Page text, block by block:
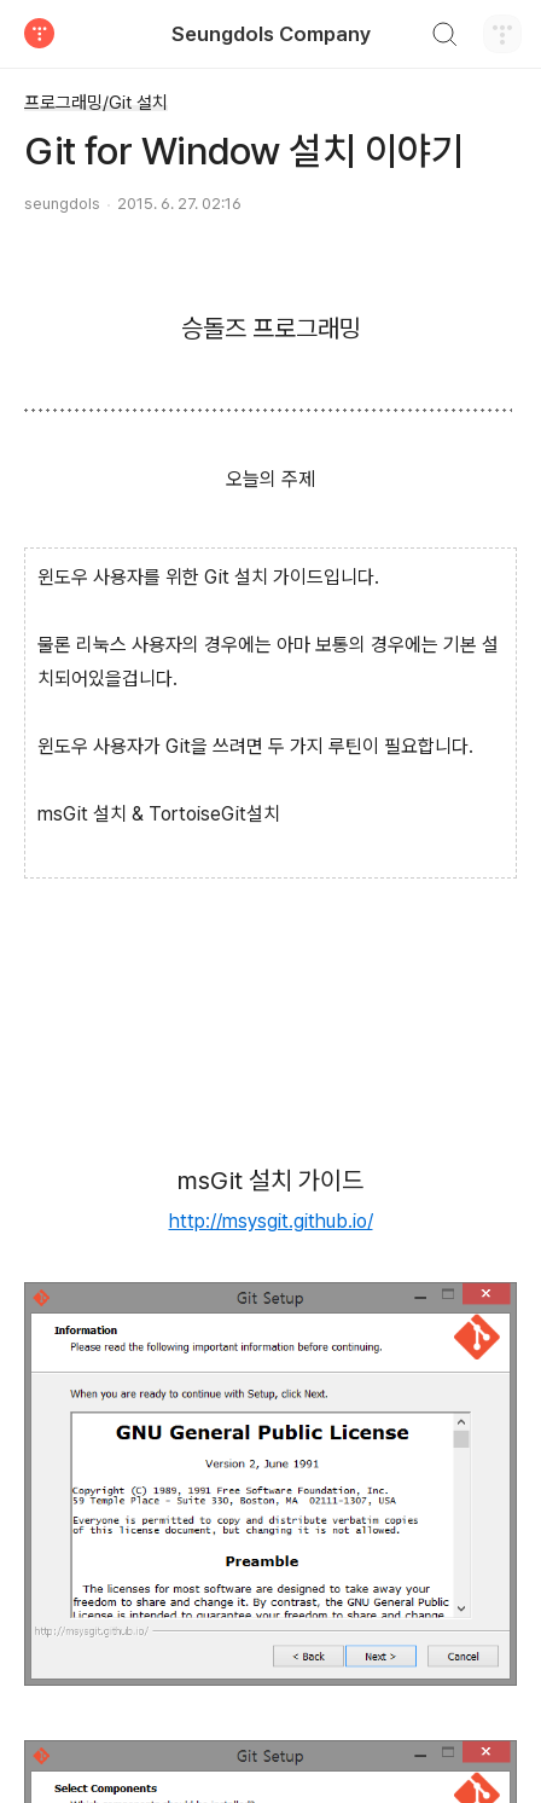
Seungdols Company
프로그래밍/Git 설치
Git for Window 설치 이야기
seungdols 2015. 6. 27. 02:16
승돌즈 프로그래밍
오늘의 주제
윈도우 사용자를 위한 Git 설치 가이드입니다.
물론 리눅스 사용자의 경우에는 아마 보통의 경우에는 기본 설
치되어있을겁니다.
윈도우 사용자가 Git을 쓰려면 두 가지 루틴이 필요합니다.
msGit 설치 & TortoiseGit설치
msGit 설치 가이드
http://msysgit.github.io/